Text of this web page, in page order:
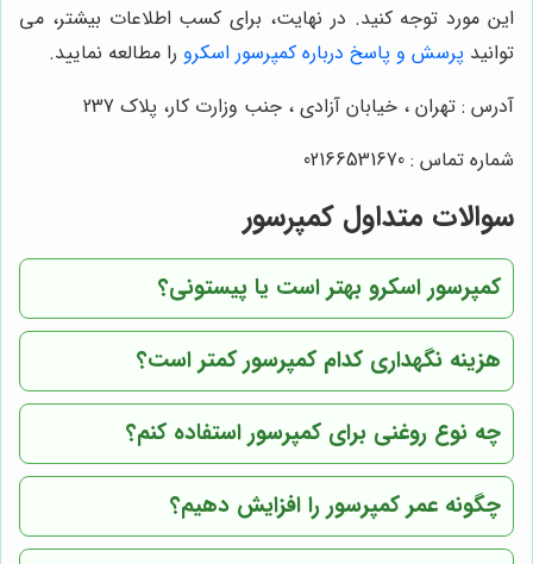
این مورد توجه کنید. در نهایت، برای کسب اطلاعات بیشتر، می
توانید پرسش و پاسخ درباره کمپرسور اسکرو را مطالعه نمایید.
آدرس : تهران ، خیابان آزادی ، جنب وزارت کار، پلاک 237
شماره تماس : 02166531670
سوالات متداول کمپرسور
کمپرسور اسکرو بهتر است یا پیستونی؟
هزینه نگهداری کدام کمپرسور کمتر است؟
چه نوع روغنی برای کمپرسور استفاده کنم؟
چگونه عمر کمپرسور را افزایش دهیم؟